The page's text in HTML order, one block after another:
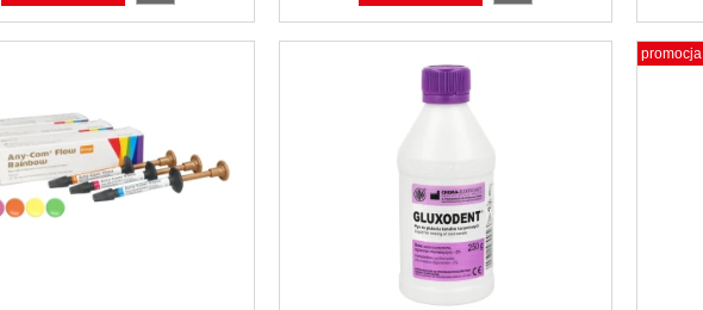
promocja